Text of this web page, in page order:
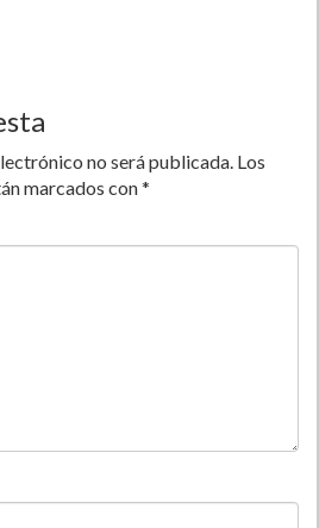
no será publicada. Los
marcados con*